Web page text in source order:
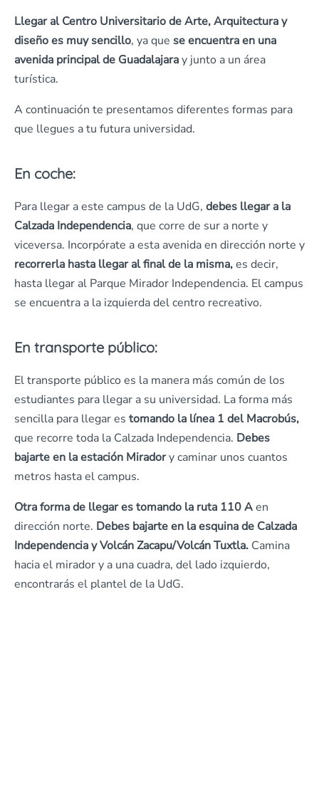
Llegar al Centro Universitario de Arte, Arquitectura y
diseño es muy sencillo, ya que se encuentra en una
avenida principal de Guadalajaray junto a un área
turística.
A continuación te presentamos diferentes formas para
que llegues a tu futura universidad.
En coche:
Para llegar a este campus de la UdG, debes llegar a la
Calzada Independencia, que corre de sur a norte y
viceversa. Incorpórate a esta avenida en dirección norte y
recorrerla hasta llegar al final de la misma,es decir,
hasta llegar al Parque Mirador Independencia. El campus
se encuentra a la izquierda del centro recreativo.
En transporte público:
El transporte público es la manera más común de los
estudiantes para llegar a su universidad. La forma más
sencilla para llegar es tomando la línea 1 del Macrobús,
que recorre toda la Calzada Independencia. Debes
bajarte en la estación Miradory caminar unos cuantos
metros hasta el campus.
Otra forma de llegar es tomando la ruta 110 Aen
dirección norte. Debes bajarte en la esquina de Calzada
Independencia y Volcán Zacapu/Volcán Tuxtla. Camina
hacia el mirador y a una cuadra, del lado izquierdo,
encontrarás el plantel de la UdG.